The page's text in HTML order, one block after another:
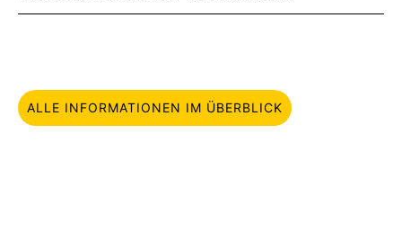
ALLE INFORMATIONEN IM ÜBERBLICK